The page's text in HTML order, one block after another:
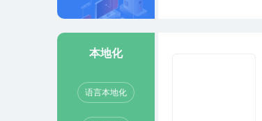
本地化
语言本地化